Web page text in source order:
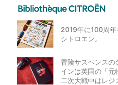
2019年に100周年
シトロエン。
冒険サスペンスの
インは英国の「元
二次大戦中はレジ